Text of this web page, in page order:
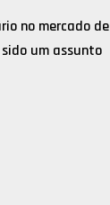
no mercado de
um assunto